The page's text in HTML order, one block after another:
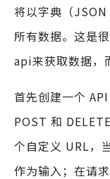
将以字典（
所有数据。这是
api来获取数据，
首先创建一个
POST 和
个自定义 URL，
作为输入；在请